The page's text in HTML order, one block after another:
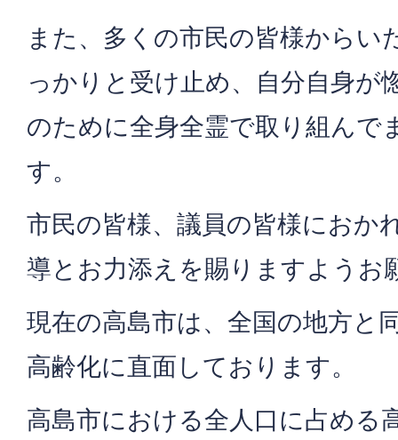
また、多くの市民の皆様からい
っかりと受け止め、自分自身が
のために全身全霊で取り組んで
す。
市民の皆様、議員の皆様におか
導とお力添えを賜りますようお
現在の高島市は、全国の地方と
高齢化に直面しております。
高島市における全人口に占める